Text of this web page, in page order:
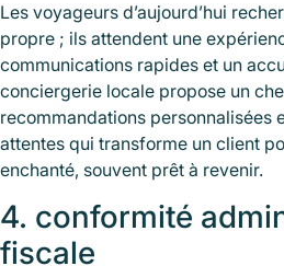
Les voyageurs d’aujourd’hui
propre ; ils attendent une
communications rapides et un
conciergerie locale propose un
recommandations personnalisées
attentes qui transforme un client
enchanté, souvent prêt à revenir.
4. conformité
fiscale